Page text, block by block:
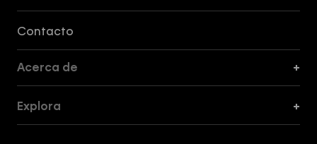
Contacto
Acerca de +
Explora +